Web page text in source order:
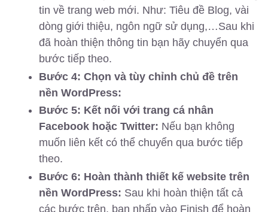
tin về trang web mới. Như: Tiêu đề Blog, vài
dòng giới thiệu, ngôn ngữ sử dụng,…Sau khi
đã hoàn thiện thông tin bạn hãy chuyển qua
bước tiếp theo.
Bước 4: Chọn và tùy chỉnh chủ đề trên
nền WordPress:
Bước 5: Kết nối với trang cá nhân
Facebook hoặc Twitter: Nếu bạn không
muốn liên kết có thể chuyển qua bước tiếp
theo.
Bước 6: Hoàn thành thiết kế website trên
nền WordPress: Sau khi hoàn thiện tất cả
các bước trên, bạn nhấp vào Finish để hoàn